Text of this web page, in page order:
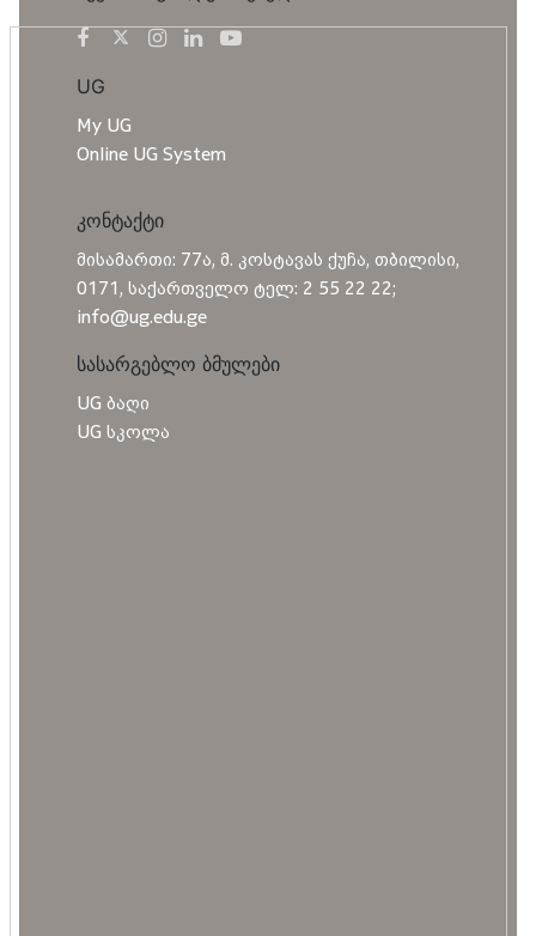
UG
My UG
Online UG System
კონტაქტი
მისამართი: 77ა, მ. კოსტავას ქუჩა, თბილისი,
0171, საქართველო ტელ: 2 55 22 22;
info@ug.edu.ge
სასარგებლო ბმულები
UG ბაღი
UG სკოლა